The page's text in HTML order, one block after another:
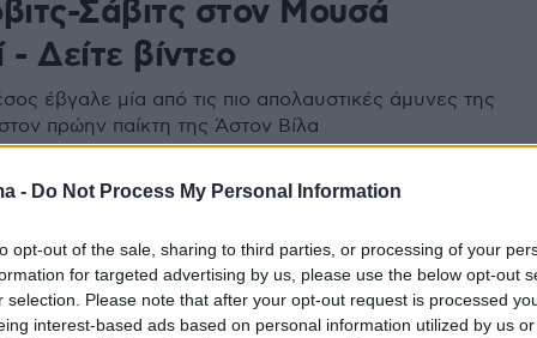
- Do Not Process My Personal Information
opt-out of the sale, sharing to third parties, or processing of your
for targeted advertising by us, please use the below opt-out
selection. Please note that after your opt-out request is processed
interest-based ads based on personal information utilized by us
Σάβιτς στον Μουσά
- Δείτε βίντεο
έβγαλε μία από τις πιο απολαυστικές άμυνες της
πρώην παίκτη της Άστον Βίλα
έκανε πρόταση σε Μανέ
διπλό «χτύπημα» είναι η Αλ Νασρ η οποία βρίσκεται